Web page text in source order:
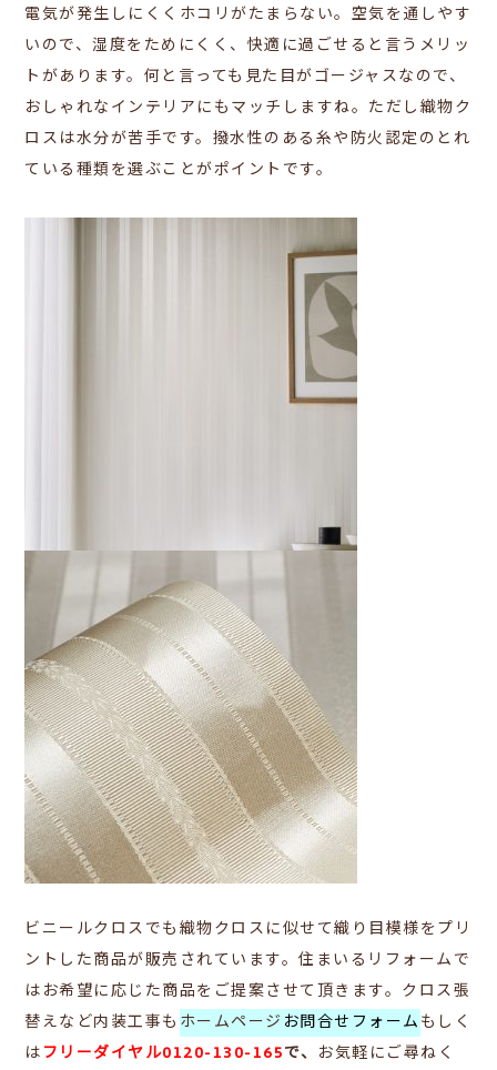
電気が発生しにくくホコリがたまらない。空気を通しやす
いので、湿度をためにくく、快適に過ごせると言うメリッ
トがあります。何と言っても見た目がゴージャスなので、
おしゃれなインテリアにもマッチしますね。ただし織物ク
ロスは水分が苦手です。撥水性のある糸や防火認定のとれ
ている種類を選ぶことがポイントです。
ビニールクロスでも織物クロスに似せて織り目模様をプリ
ントした商品が販売されています。住まいるリフォームで
はお希望に応じた商品をご提案させて頂きます。クロス張
替えなど内装工事も ホームページ お問合せフォームもしく
はフリーダイヤル0120-130-165で、 お気軽にご尋ねく